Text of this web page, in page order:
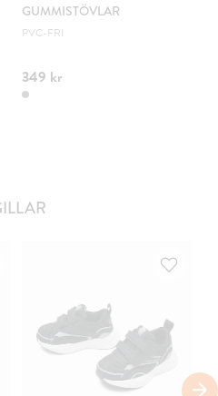
GUMMISTÖVLAR
PVC-FRI
349 kr